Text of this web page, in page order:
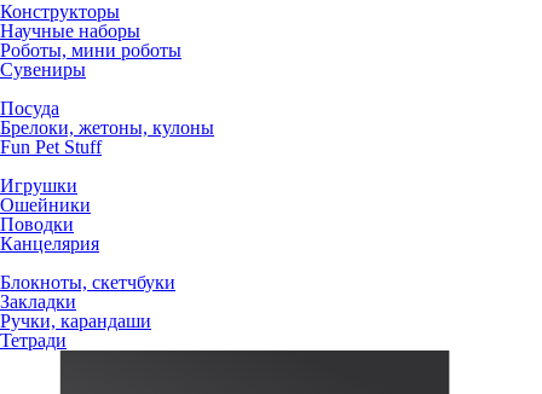
Конструкторы
Научные наборы
Роботы, мини роботы
Сувениры
Посуда
Брелоки, жетоны, кулоны
Fun Pet Stuff
Игрушки
Ошейники
Поводки
Канцелярия
Блокноты, скетчбуки
Закладки
Ручки, карандаши
Тетради